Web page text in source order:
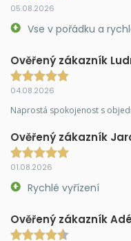
05.08.2026
Vse v pořádku a
Ověřený zákazník
04.08.2026
Naprostá spokojenost s
Ověřený zákazník
01.08.2026
Rychlé vyřízení
Ověřený zákazník